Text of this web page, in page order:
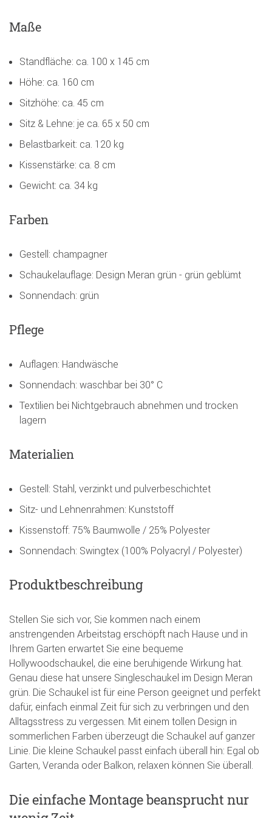
Maße
Standfläche: ca. 100 x 145 cm
Höhe: ca. 160 cm
Sitzhöhe: ca. 45 cm
Sitz & Lehne: je ca. 65 x 50 cm
Belastbarkeit: ca. 120 kg
Kissenstärke: ca. 8 cm
Gewicht: ca. 34 kg
Farben
Gestell: champagner
Schaukelauflage: Design Meran grün - grün geblümt
Sonnendach: grün
Pflege
Auflagen: Handwäsche
Sonnendach: waschbar bei 30° C
Textilien bei Nichtgebrauch abnehmen und trocken
lagern
Materialien
Gestell: Stahl, verzinkt und pulverbeschichtet
Sitz- und Lehnenrahmen: Kunststoff
Kissenstoff: 75% Baumwolle / 25% Polyester
Sonnendach: Swingtex (100% Polyacryl / Polyester)
Produktbeschreibung
Stellen Sie sich vor, Sie kommen nach einem
anstrengenden Arbeitstag erschöpft nach Hause und in
Ihrem Garten erwartet Sie eine bequeme
Hollywoodschaukel, die eine beruhigende Wirkung hat.
Genau diese hat unsere Singleschaukel im Design Meran
grün. Die Schaukel ist für eine Person geeignet und perfekt
dafür, einfach einmal Zeit für sich zu verbringen und den
Alltagsstress zu vergessen. Mit einem tollen Design in
sommerlichen Farben überzeugt die Schaukel auf ganzer
Linie. Die kleine Schaukel passt einfach überall hin: Egal ob
Garten, Veranda oder Balkon, relaxen können Sie überall.
Die einfache Montage beansprucht nur